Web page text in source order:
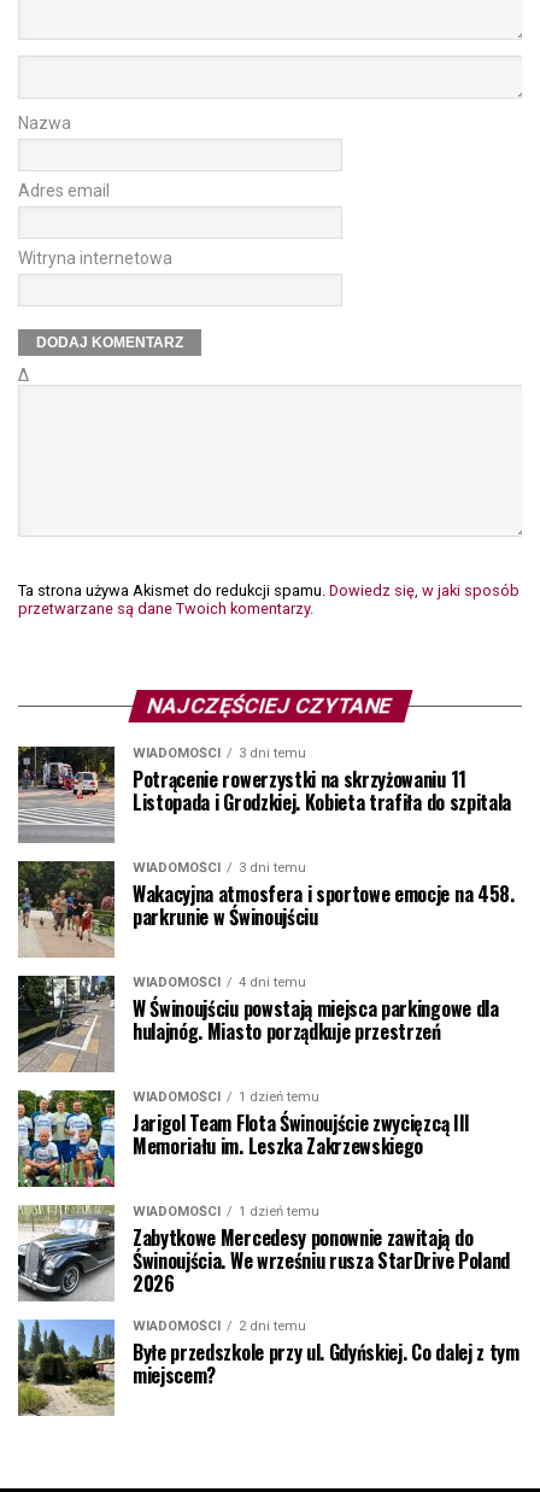
Nazwa
Adres email
Witryna internetowa
Δ
Ta strona używa Akismet do redukcji spamu. Dowiedz się, w jaki sposób
przetwarzane są dane Twoich komentarzy.
NAJCZĘŚCIEJ CZYTANE
WIADOMOŚCI 3 dni temu
Potrącenie rowerzystki na skrzyżowaniu 11
Listopada i Grodzkiej. Kobieta trafiła do szpitala
WIADOMOŚCI 3 dni temu
Wakacyjna atmosfera i sportowe emocje na 458.
parkrunie w Świnoujściu
WIADOMOŚCI 4 dni temu
W Świnoujściu powstają miejsca parkingowe dla
hulajnóg. Miasto porządkuje przestrzeń
WIADOMOŚCI 1 dzień temu
Jarigol Team Flota Świnoujście zwycięzcą III
Memoriału im. Leszka Zakrzewskiego
WIADOMOŚCI 1 dzień temu
Zabytkowe Mercedesy ponownie zawitają do
Świnoujścia. We wrześniu rusza StarDrive Poland
2026
WIADOMOŚCI 2 dni temu
Byłe przedszkole przy ul. Gdyńskiej. Co dalej z tym
miejscem?